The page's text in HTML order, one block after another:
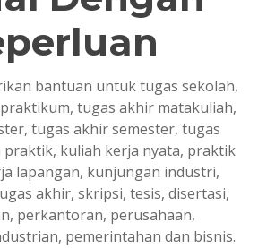
bantuan untuk tugas sekolah,
tugas akhir matakuliah,
tugas akhir semester, tugas
kuliah kerja nyata, praktik
lapangan, kunjungan industri,
akhir, skripsi, tesis, disertasi,
perkantoran, perusahaan,
pemerintahan dan bisnis.